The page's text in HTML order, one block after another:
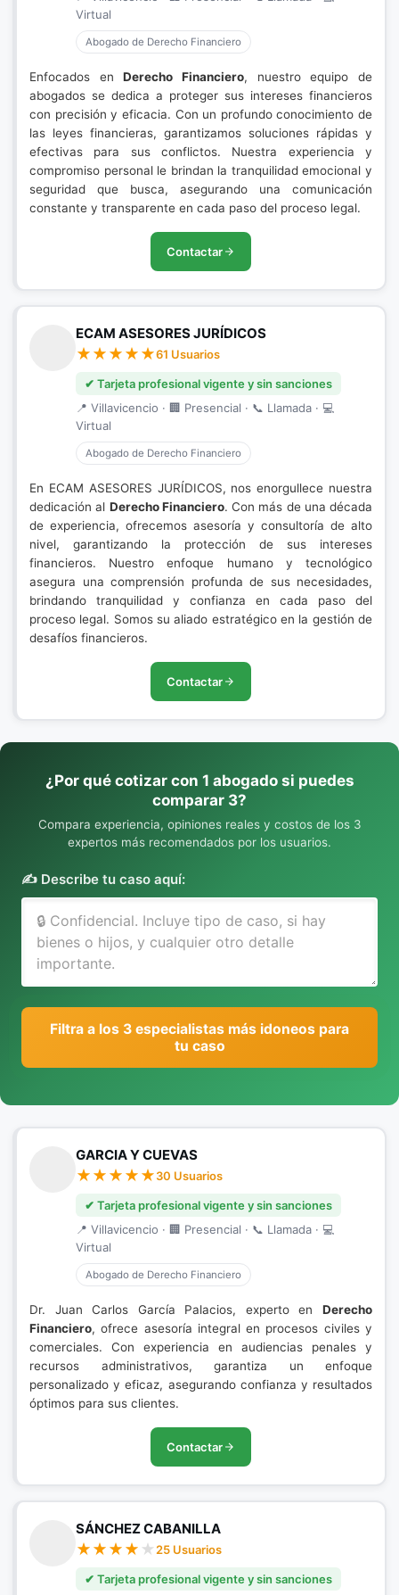
Virtual
Abogado de Derecho Financiero
Enfocados enDerecho Financiero, nuestro equipo de
abogados se dedica a proteger sus intereses financieros
con precisión y eficacia. Con un profundo conocimiento de
las leyes financieras, garantizamos soluciones rápidas y
efectivas para sus conflictos. Nuestra experiencia y
compromiso personal le brindan la tranquilidad emocional y
seguridad que busca, asegurando una comunicación
constante y transparente en cada paso del proceso legal.
Contactar
ECAM ASESORES JURÍDICOS
61 Usuarios
✔ Tarjeta profesional vigente y sin sanciones
📍 Villavicencio · 🏢 Presencial · 📞 Llamada · 💻
Virtual
Abogado de Derecho Financiero
En ECAM ASESORES JURÍDICOS, nos enorgullece nuestra
dedicación al Derecho Financiero. Con más de una década
de experiencia, ofrecemos asesoría y consultoría de alto
nivel, garantizando la protección de sus intereses
financieros. Nuestro enfoque humano y tecnológico
asegura una comprensión profunda de sus necesidades,
brindando tranquilidad y confianza en cada paso del
proceso legal. Somos su aliado estratégico en la gestión de
desafíos financieros.
Contactar
¿Por qué cotizar con 1 abogado si puedes
comparar 3?
Compara experiencia, opiniones reales y costos de los 3
expertos más recomendados por los usuarios.
✍️ Describe tu caso aquí:
Filtra a los 3 especialistas más idoneos para
tu caso
GARCIA Y CUEVAS
30 Usuarios
✔ Tarjeta profesional vigente y sin sanciones
📍 Villavicencio · 🏢 Presencial · 📞 Llamada · 💻
Virtual
Abogado de Derecho Financiero
Dr. Juan Carlos García Palacios, experto en Derecho
Financiero, ofrece asesoría integral en procesos civiles y
comerciales. Con experiencia en audiencias penales y
recursos administrativos, garantiza un enfoque
personalizado y eficaz, asegurando confianza y resultados
óptimos para sus clientes.
Contactar
SÁNCHEZ CABANILLA
25 Usuarios
✔ Tarjeta profesional vigente y sin sanciones